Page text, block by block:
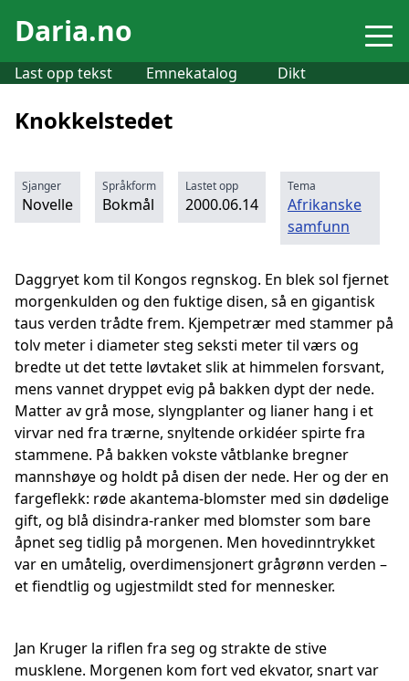
Daria.no
Last opp tekst Emnekatalog Dikt
Knokkelstedet
Sjanger
Novelle
Språkform
Bokmål
Lastet opp
2000.06.14
Tema
Afrikanske
samfunn
Daggryet kom til Kongos regnskog. En blek sol fjernet
morgenkulden og den fuktige disen, så en gigantisk
taus verden trådte frem. Kjempetrær med stammer på
tolv meter i diameter steg seksti meter til værs og
bredte ut det tette løvtaket slik at himmelen forsvant,
mens vannet dryppet evig på bakken dypt der nede.
Matter av grå mose, slyngplanter og lianer hang i et
virvar ned fra trærne, snyltende orkidéer spirte fra
stammene. På bakken vokste våtblanke bregner
mannshøye og holdt på disen der nede. Her og der en
fargeflekk: røde akantema-blomster med sin dødelige
gift, og blå disindra-ranker med blomster som bare
åpnet seg tidlig på morgenen. Men hovedinntrykket
var en umåtelig, overdimensjonert grågrønn verden –
et fiendtlig og ugjestmildt sted for mennesker.
Jan Kruger la riflen fra seg og strakte de stive
musklene. Morgenen kom fort ved ekvator, snart var